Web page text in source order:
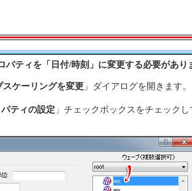
ティを「日付/時刻」に変更する必要があり
スケーリングを変更 」ダイアログを開きます。
ティの設定 」チェックボックスをチェック